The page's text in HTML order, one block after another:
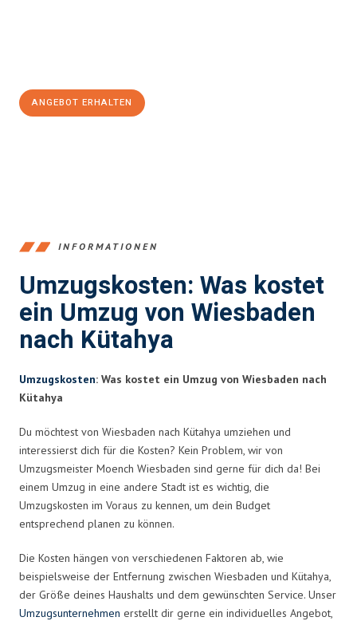
ANGEBOT ERHALTEN
INFORMATIONEN
Umzugskosten: Was kostet
ein Umzug von Wiesbaden
nach Kütahya
Umzugskosten: Was kostet ein Umzug von Wiesbaden nach
Kütahya
Du möchtest von Wiesbaden nach Kütahya umziehen und
interessierst dich für die Kosten? Kein Problem, wir von
Umzugsmeister Moench Wiesbaden sind gerne für dich da! Bei
einem Umzug in eine andere Stadt ist es wichtig, die
Umzugskosten im Voraus zu kennen, um dein Budget
entsprechend planen zu können.
Die Kosten hängen von verschiedenen Faktoren ab, wie
beispielsweise der Entfernung zwischen Wiesbaden und Kütahya,
der Größe deines Haushalts und dem gewünschten Service. Unser
Umzugsunternehmen erstellt dir gerne ein individuelles Angebot,